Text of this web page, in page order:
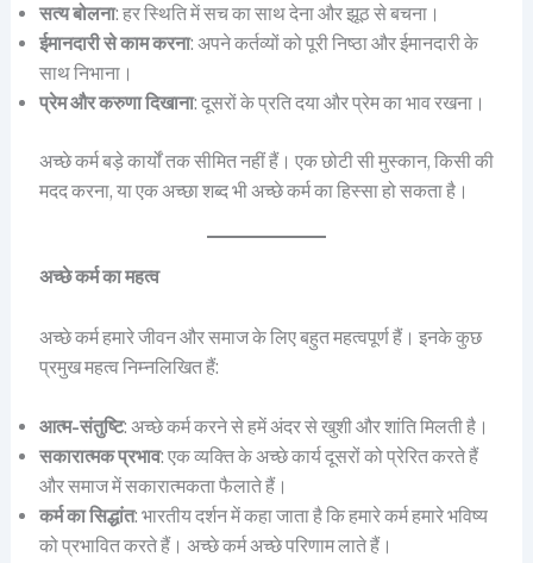
सत्य बोलना: हर स्थिति में सच का साथ देना और झूठ से बचना।
ईमानदारी से काम करना: अपने कर्तव्यों को पूरी निष्ठा और ईमानदारी के
साथ निभाना।
प्रेम और करुणा दिखाना: दूसरों के प्रति दया और प्रेम का भाव रखना।
अच्छे कर्म बड़े कार्यों तक सीमित नहीं हैं। एक छोटी सी मुस्कान, किसी की
मदद करना, या एक अच्छा शब्द भी अच्छे कर्म का हिस्सा हो सकता है।
अच्छे कर्म का महत्व
अच्छे कर्म हमारे जीवन और समाज के लिए बहुत महत्वपूर्ण हैं। इनके कुछ
प्रमुख महत्व निम्नलिखित हैं:
आत्म-संतुष्टि: अच्छे कर्म करने से हमें अंदर से खुशी और शांति मिलती है।
सकारात्मक प्रभाव: एक व्यक्ति के अच्छे कार्य दूसरों को प्रेरित करते हैं
और समाज में सकारात्मकता फैलाते हैं।
कर्म का सिद्धांत: भारतीय दर्शन में कहा जाता है कि हमारे कर्म हमारे भविष्य
को प्रभावित करते हैं। अच्छे कर्म अच्छे परिणाम लाते हैं।